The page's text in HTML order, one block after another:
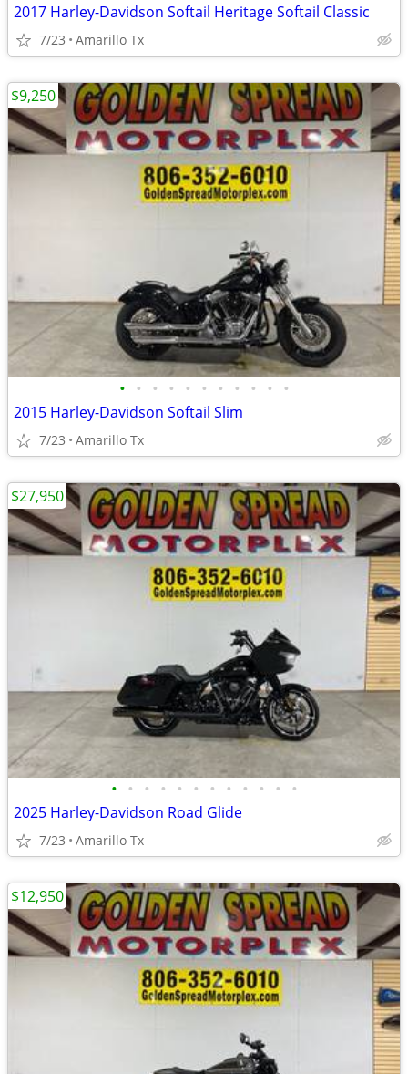
2017 Harley-Davidson Softail Heritage Softail Classic
7/23 Amarillo Tx
• • • • • • • • • • •
2015 Harley-Davidson Softail Slim
7/23 Amarillo Tx
$9,250
• • • • • • • • • • • •
2025 Harley-Davidson Road Glide
7/23 Amarillo Tx
$27,950
$12,950